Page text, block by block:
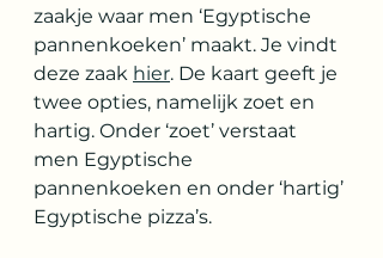
zaakje waar men ‘Egyptische
pannenkoeken’ maakt. Je vindt
deze zaak hier. De kaart geeft je
twee opties, namelijk zoet en
hartig. Onder ‘zoet’ verstaat
men Egyptische
pannenkoeken en onder ‘hartig’
Egyptische pizza’s.